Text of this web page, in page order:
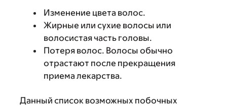
Изменение цвета волос.
Жирные или сухие волосы или
волосистая часть головы.
Потеря волос. Волосы обычно
отрастают после прекращения
приема лекарства.
Данный список возможных побочных